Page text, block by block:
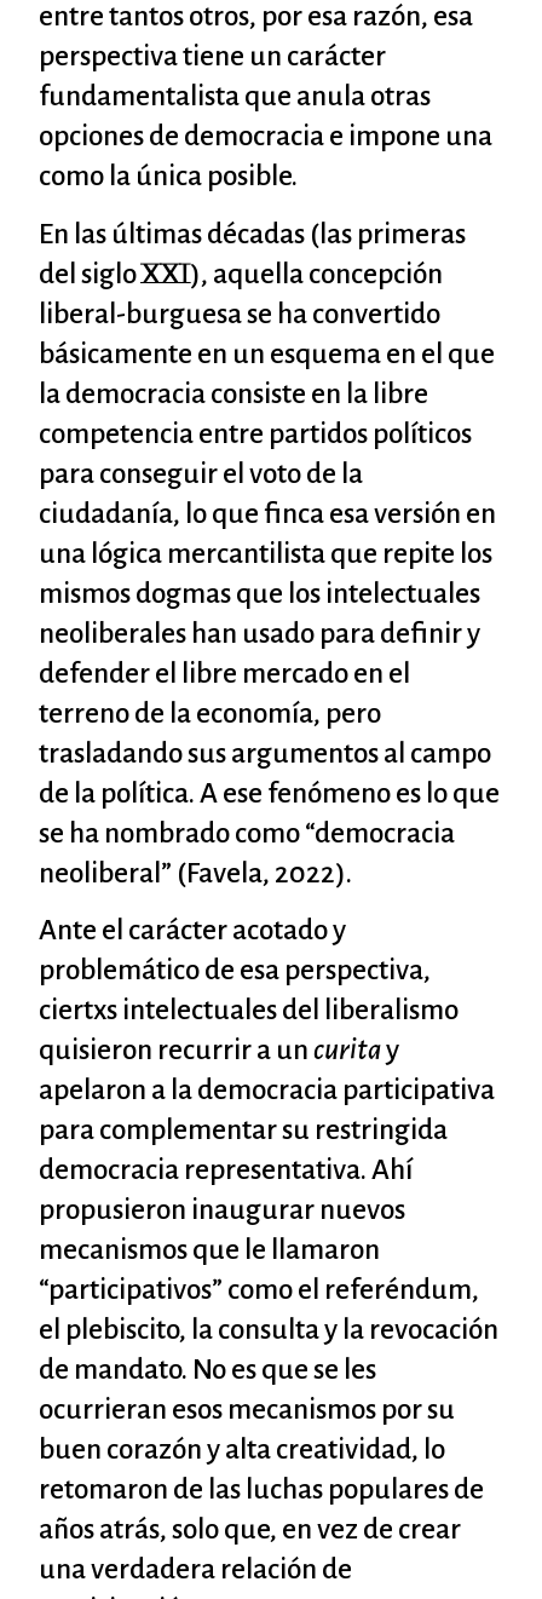
entre tantos otros, por esa razón, esa
perspectiva tiene un carácter
fundamentalista que anula otras
opciones de democracia e impone una
como la única posible.
En las últimas décadas (las primeras
del siglo XXI), aquella concepción
liberal-burguesa se ha convertido
básicamente en un esquema en el que
la democracia consiste en la libre
competencia entre partidos políticos
para conseguir el voto de la
ciudadanía, lo que finca esa versión en
una lógica mercantilista que repite los
mismos dogmas que los intelectuales
neoliberales han usado para definir y
defender el libre mercado en el
terreno de la economía, pero
trasladando sus argumentos al campo
de la política. A ese fenómeno es lo que
se ha nombrado como “democracia
neoliberal” (Favela, 2022).
Ante el carácter acotado y
problemático de esa perspectiva,
ciertxs intelectuales del liberalismo
quisieron recurrir a un curitay
apelaron a la democracia participativa
para complementar su restringida
democracia representativa. Ahí
propusieron inaugurar nuevos
mecanismos que le llamaron
“participativos” como el referéndum,
el plebiscito, la consulta y la revocación
de mandato. No es que se les
ocurrieran esos mecanismos por su
buen corazón y alta creatividad, lo
retomaron de las luchas populares de
años atrás, solo que, en vez de crear
una verdadera relación de